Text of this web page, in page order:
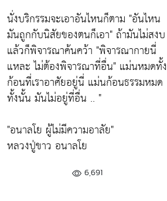
นั่งบริกรรมจะเอาอันไหนก็ตาม "อันไหน
มันถูกกับนิสัยของตนก็เอา"ถ้ามันไม่สงบ
แล้วก็พิจารณาค้นคว้า "พิจารณากายนี่
แหละ ไม่ต้องพิจารณาที่อื่น" แม่นหมดทั้ง
ก้อนที่เราอาศัยอยู่นี่ แม่นก้อนธรรมหมด
ทั้งนั้น มันไม่อยู่ที่อื่น .. "
"อนาลโย ผู้ไม่มีความอาลัย"
หลวงปู่ขาว อนาลโย
6,691